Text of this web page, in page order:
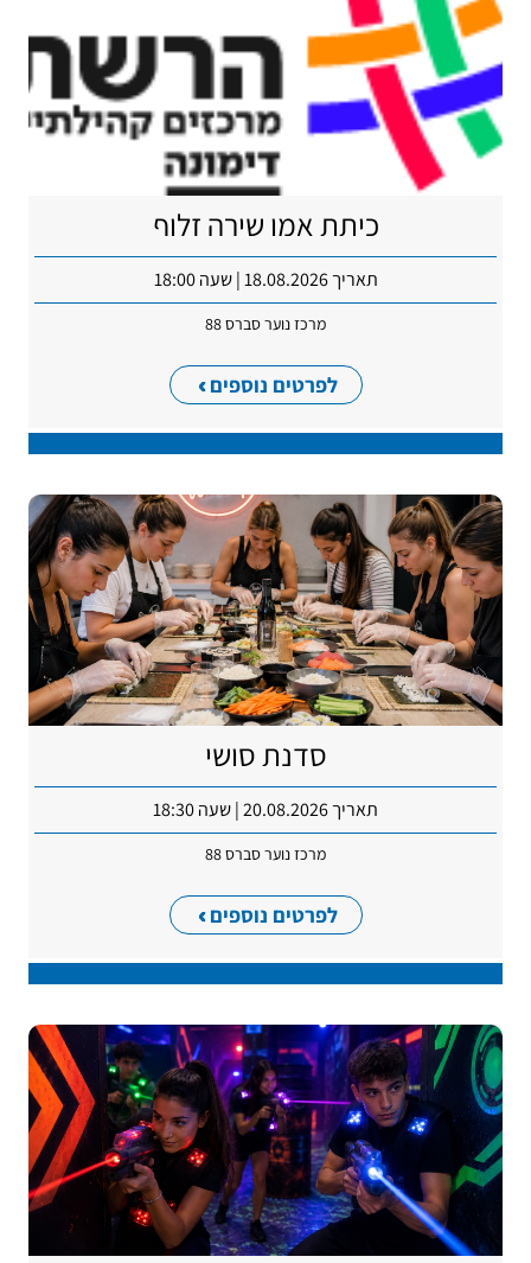
כיתת אמן שירה זלוף
תאריך 18.08.2026 | שעה 18:00
מרכז נוער סברס 88
לפרטים נוספים
סדנת סושי
תאריך 20.08.2026 | שעה 18:30
מרכז נוער סברס 88
לפרטים נוספים